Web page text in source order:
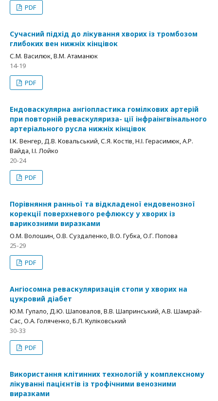
PDF
Сучасний підхід до лікування хворих із тромбозом
глибоких вен нижніх кінцівок
С.М. Василюк, В.М. Атаманюк
14-19
PDF
Ендоваскулярна ангіопластика гомілкових артерій
при повторній реваскуляриза- ції інфраінгвінального
артеріального русла нижніх кінцівок
І.К. Венгер, Д.В. Ковальський, С.Я. Костів, Н.І. Герасимюк, А.Р.
Вайда, І.І. Лойко
20-24
PDF
Порівняння ранньої та відкладеної ендовенозної
корекції поверхневого рефлюксу у хворих із
варикозними виразками
О.М. Волошин, О.В. Суздаленко, В.О. Губка, О.Г. Попова
25-29
PDF
Ангіосомна реваскуляризація стопи у хворих на
цукровий діабет
Ю.М. Гупало, Д.Ю. Шаповалов, В.В. Шапринський, А.В. Шамрай-
Сас, О.А. Голяченко, Б.Л. Куліковський
30-33
PDF
Використання клітинних технологій у комплексному
лікуванні пацієнтів із трофічними венозними
виразками